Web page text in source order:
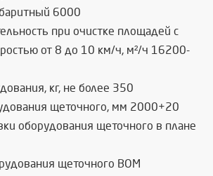
6000
при очистке площадей с
от 8 до 10 км/ч, м²/ч 16200-
кг, не более 350
щеточного, мм 2000+20
оборудования щеточного в плане
щеточного ВОМ